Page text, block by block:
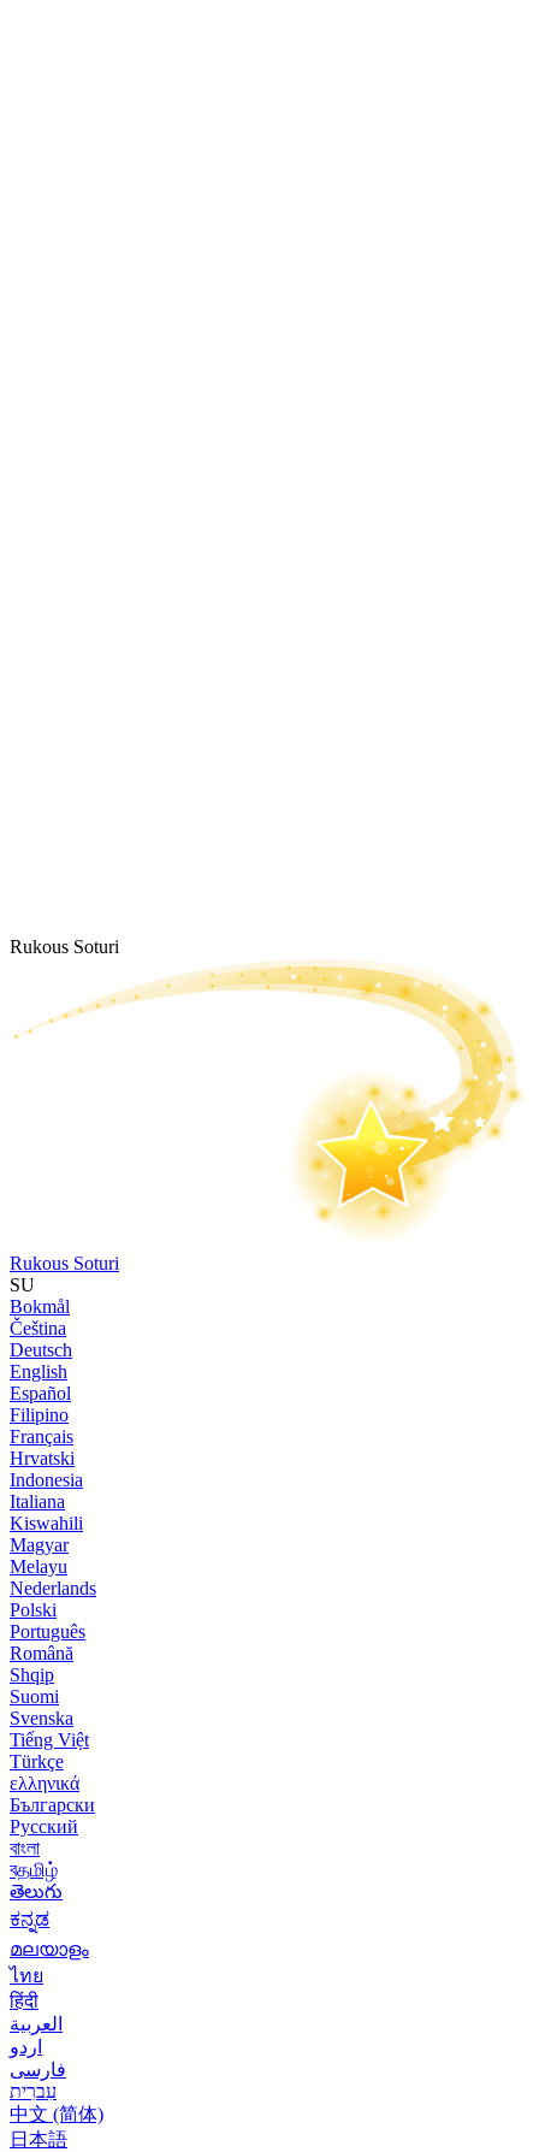
Rukous Soturi
Rukous Soturi
SU
Bokmål
Čeština
Deutsch
English
Español
Filipino
Français
Hrvatski
Indonesia
Italiana
Kiswahili
Magyar
Melayu
Nederlands
Polski
Português
Română
Shqip
Suomi
Svenska
Tiếng Việt
Türkçe
ελληνικά
Български
Русский
বাংলা
বதமிழ்
తెలుగు
ಕನ್ನಡ
മലയാളം
ไทย
हिंदी
العربية
اردو
فارسی
עִברִית
中文 (简体)
日本語